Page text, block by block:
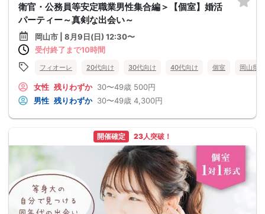
衛官・公務員等安定職業男性集合編＞【個室】婚活
パーティー～真剣な出会い～
岡山市 | 8月9日(日) 12:30〜
受付終了まで10時間
フィオーレ 20代向け 30代向け 40代向け 個室 岡山県
女性 残りわずか 30〜49歳 500円
男性 残りわずか 30〜49歳 4,300円
開催確定 23人突破！